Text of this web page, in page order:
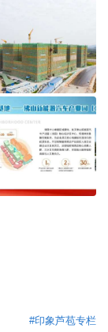
#印象芦苞专栏